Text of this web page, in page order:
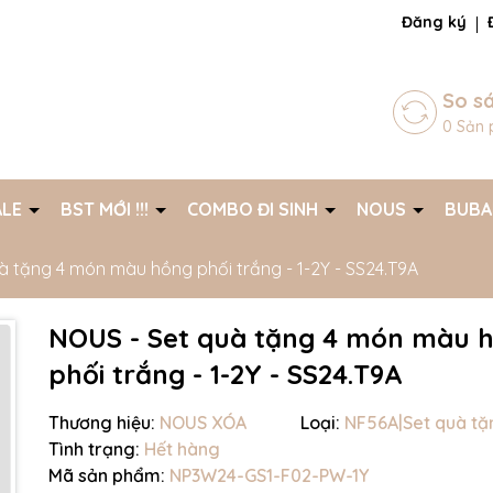
chờ đợi bạn Đăng ký
So
0 Sản
BST MỚI !!! COMBO ĐI SINH NOUS
tặng 4 món màu hồng phối trắng - 1-2Y - SS24.T9A
NOUS - Set quà tặng 4 món màu
phối trắng - 1-2Y - SS24.T9A
Thương hiệu: NOUS XÓA Loại: NF56A|Set quà
Tình trạng: Hết hàng
Mã sản phẩm: NP3W24-GS1-F02-PW-1Y
Mã giảm giá: